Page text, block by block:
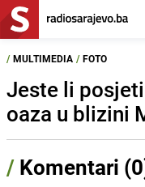
/ MULTIMEDIA / FOTO
Jeste li
oaza u blizini
/ Komentari